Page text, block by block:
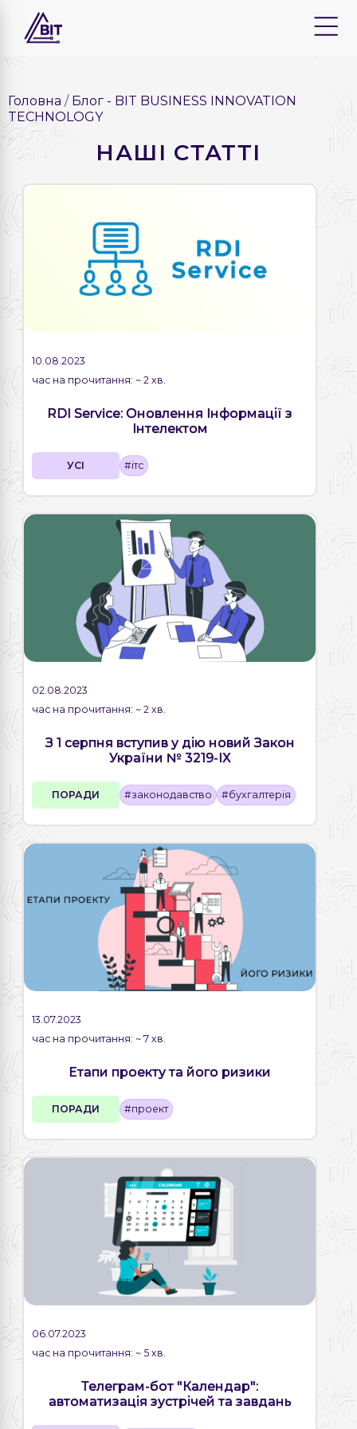
Головна
Блог - BIT BUSINESS INNOVATION
TECHNOLOGY
НАШІ СТАТТІ
10.08.2023
час на прочитання: ~ 2 хв.
RDI Service: Оновлення Інформації з
Інтелектом
УСІ #ітс
02.08.2023
час на прочитання: ~ 2 хв.
З 1 серпня вступив у дію новий Закон
України № 3219-IX
ПОРАДИ #законодавство #бухгалтерія
13.07.2023
час на прочитання: ~ 7 хв.
Етапи проекту та його ризики
ПОРАДИ #проект
06.07.2023
час на прочитання: ~ 5 хв.
Телеграм-бот "Календар":
автоматизація зустрічей та завдань